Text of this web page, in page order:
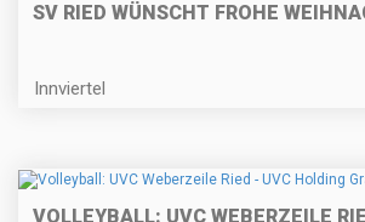
SV RIED WÜNSCHT FROHE
Innviertel
VOLLEYBALL: UVC WEBERZEILE